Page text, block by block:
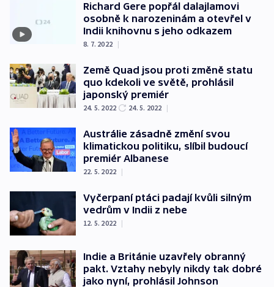
Richard Gere popřál dalajlamovi
osobně k narozeninám a otevřel v
Indii knihovnu s jeho odkazem
8. 7. 2022 |
Země Quad jsou proti změně statu
quo kdekoli ve světě, prohlásil
japonský premiér
24. 5. 2022 24. 5. 2022 |
Austrálie zásadně změní svou
klimatickou politiku, slíbil budoucí
premiér Albanese
22. 5. 2022 |
Vyčerpaní ptáci padají kvůli silným
vedrům v Indii z nebe
12. 5. 2022 |
Indie a Británie uzavřely obranný
pakt. Vztahy nebyly nikdy tak dobré
jako nyní, prohlásil Johnson